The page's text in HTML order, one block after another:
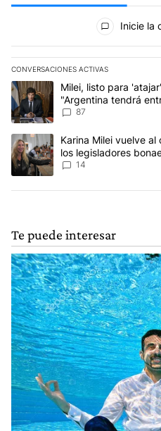
Todos los comentarios
Inicie la
CONVERSACIONES ACTIVAS
Este listado muestra los
Un artículo de tendencia con el
Milei, listo para
"Argentina tendrá
87
Un artículo de tendencia con el
Karina Milei vuelve
los legisladores
para 2027
14